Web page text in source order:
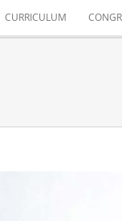
CURRICULUM